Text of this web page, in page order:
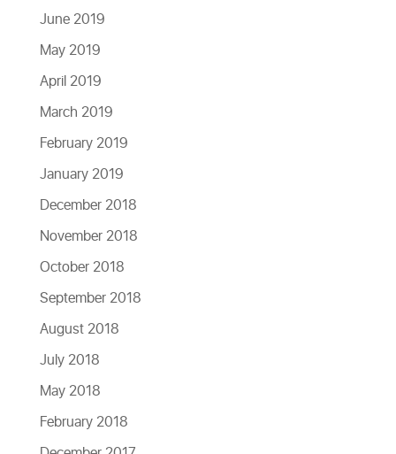
June 2019
May 2019
April 2019
March 2019
February 2019
January 2019
December 2018
November 2018
October 2018
September 2018
August 2018
July 2018
May 2018
February 2018